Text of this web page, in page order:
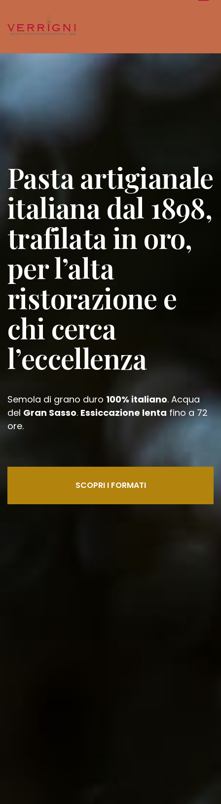
Pasta artigianale
italiana dal 1898,
trafilata in oro,
per l’alta
ristorazione e
chi cerca
l’eccellenza
Semola di grano duro 100% italiano. Acqua
del Gran Sasso. Essiccazione lenta fino a 72
ore.
SCOPRI I FORMATI